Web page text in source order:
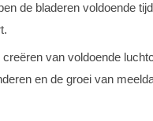
de bladeren voldoende
creëren van voldoende
en de groei van